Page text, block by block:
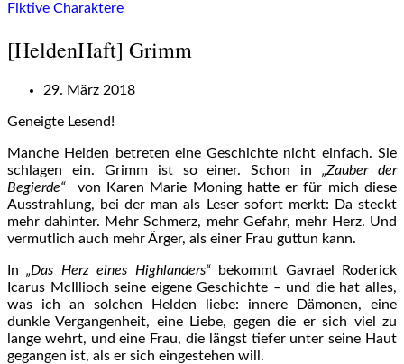
Fiktive Charaktere
[HeldenHaft] Grimm
29. März 2018
Geneigte Lesend!
Manche Helden betreten eine Geschichte nicht einfach. Sie
schlagen ein. Grimm ist so einer. Schon in„Zauber der
Begierde“ von Karen Marie Moning hatte er für mich diese
Ausstrahlung, bei der man als Leser sofort merkt: Da steckt
mehr dahinter. Mehr Schmerz, mehr Gefahr, mehr Herz. Und
vermutlich auch mehr Ärger, als einer Frau guttun kann.
In„Das Herz eines Highlanders“ bekommt Gavrael Roderick
Icarus McIllioch seine eigene Geschichte – und die hat alles,
was ich an solchen Helden liebe: innere Dämonen, eine
dunkle Vergangenheit, eine Liebe, gegen die er sich viel zu
lange wehrt, und eine Frau, die längst tiefer unter seine Haut
gegangen ist, als er sich eingestehen will.